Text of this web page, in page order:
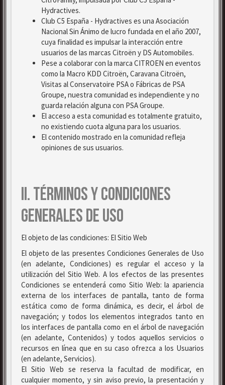
Hydractives.
Club C5 España - Hydractives es una Asociación
Nacional Sin Ánimo de lucro fundada en el año 2007,
cuya finalidad es impulsar la interacción entre
usuarios de las marcas Citroën y DS Automobiles.
Pese a colaborar con la marca CITROEN en eventos
como la Macro KDD Citroën, Caravana Citroën,
Visitas al Conservatoire PSA o Fábricas de PSA
Groupe, nuestra comunidad es independiente y no
guarda relación alguna con PSA Groupe.
El acceso a esta comunidad es totalmente gratuito,
no existiendo cuota alguna para los usuarios.
El contenido mostrado en la comunidad refleja
opiniones de sus usuarios.
II. TÉRMINOS Y CONDICIONES
GENERALES DE USO
El objeto de las condiciones: El Sitio Web
El objeto de las presentes Condiciones Generales de Uso
(en adelante, Condiciones) es regular el acceso y la
utilización del Sitio Web. A los efectos de las presentes
Condiciones se entenderá como Sitio Web: la apariencia
externa de los interfaces de pantalla, tanto de forma
estática como de forma dinámica, es decir, el árbol de
navegación; y todos los elementos integrados tanto en
los interfaces de pantalla como en el árbol de navegación
(en adelante, Contenidos) y todos aquellos servicios o
recursos en línea que en su caso ofrezca a los Usuarios
(en adelante, Servicios).
El Sitio Web se reserva la facultad de modificar, en
cualquier momento, y sin aviso previo, la presentación y